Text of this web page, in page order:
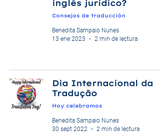
inglês jurídico?
Consejos de traducción
Benedita Sampaio Nunes
13 ene 2023
2 min de lectura
Dia Internacional da
Tradução
Hoy celebramos
Benedita Sampaio Nunes
30 sept 2022
2 min de lectura